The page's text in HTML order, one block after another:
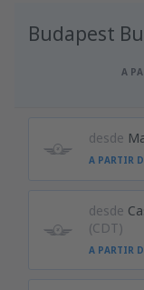
Budapest
A
desde
A PARTIR
desde
(CDT)
A PARTIR